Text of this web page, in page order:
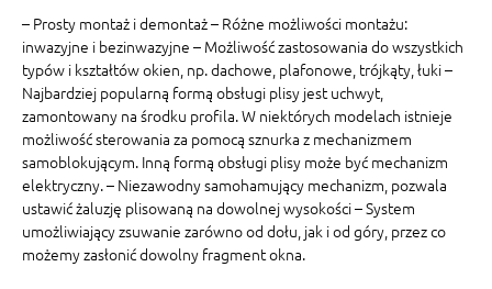
– Prosty montaż i demontaż – Różne możliwości montażu:
inwazyjne i bezinwazyjne – Możliwość zastosowania do wszystkich
typów i kształtów okien, np. dachowe, plafonowe, trójkąty, łuki –
Najbardziej popularną formą obsługi plisy jest uchwyt,
zamontowany na środku profila. W niektórych modelach istnieje
możliwość sterowania za pomocą sznurka z mechanizmem
samoblokującym. Inną formą obsługi plisy może być mechanizm
elektryczny. – Niezawodny samohamujący mechanizm, pozwala
ustawić żaluzję plisowaną na dowolnej wysokości – System
umożliwiający zsuwanie zarówno od dołu, jak i od góry, przez co
możemy zasłonić dowolny fragment okna.